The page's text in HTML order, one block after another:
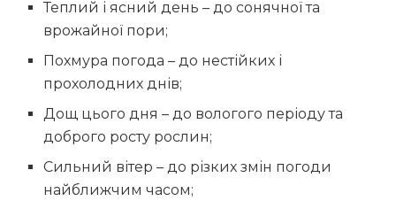
Теплий і ясний день – до сонячної та
врожайної пори;
Похмура погода – до нестійких і
прохолодних днів;
Дощ цього дня – до вологого періоду та
доброго росту рослин;
Сильний вітер – до різких змін погоди
найближчим часом;